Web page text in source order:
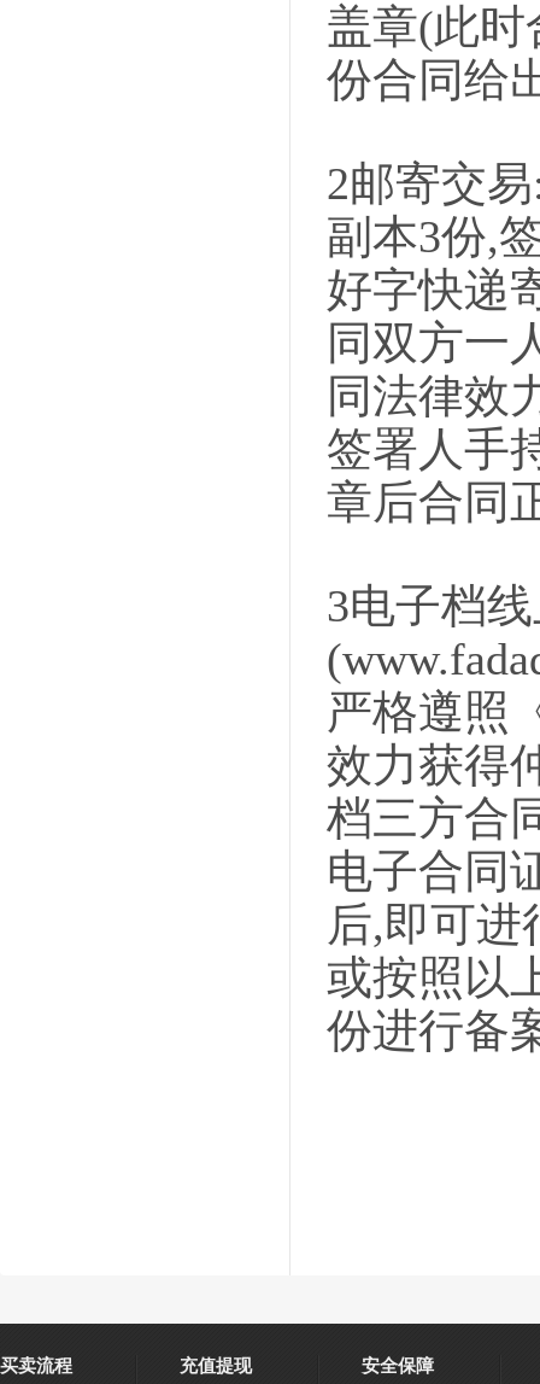
盖章(此
份合同给
2邮寄交
副本3份,
好字快递
同双方一
同法律效
签署人手
章后合同
3电子档
严格遵照
效力获得
档三方合
电子合同
后,即可
或按照以
份进行备
买卖流程 充值提现 安全保障